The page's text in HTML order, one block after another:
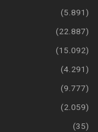
(5.891)
(22.887)
(15.092)
(4.291)
(9.777)
(2.059)
(35)